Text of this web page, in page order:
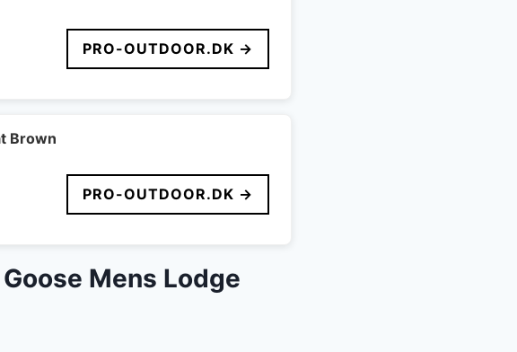
PRO-OUTDOOR.DK →
Brown
PRO-OUTDOOR.DK →
Mens Lodge